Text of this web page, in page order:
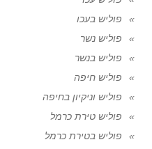
פוליש בעכו
פוליש נשר
פוליש בנשר
פוליש חיפה
פוליש וניקיון בחיפה
פוליש טירת כרמל
פוליש בטירת כרמל